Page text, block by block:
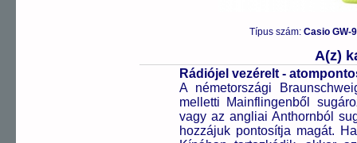
Típus szám: Casio GW-
A(z)
Rádiójel vezérelt -
A németországi
melletti Mainflingenből
vagy az angliai Anthornból
hozzájuk pontosítja magát.